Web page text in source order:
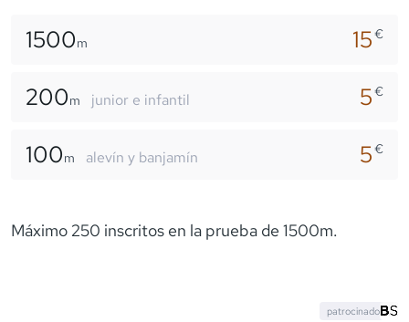
1500m 15€
200m junior e infantil 5€
100m alevín y banjamín 5€
Máximo 250 inscritos en la prueba de 1500m.
patrocinado